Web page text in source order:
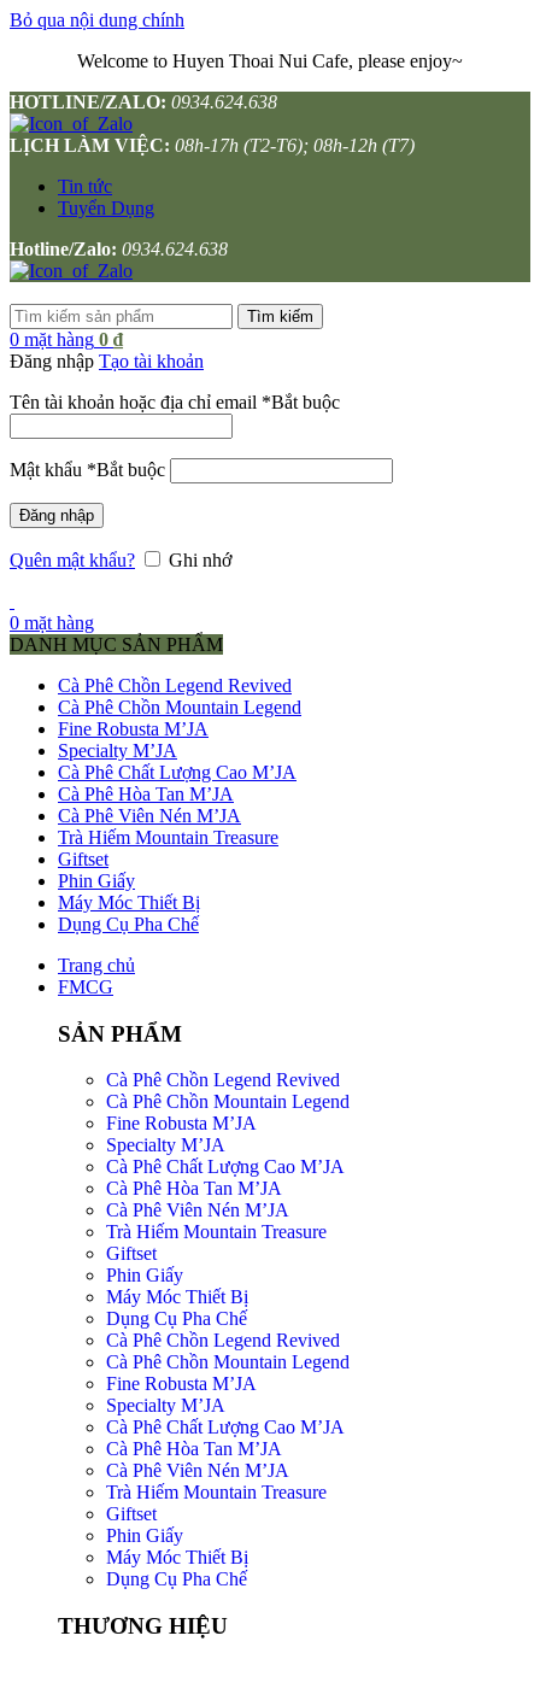
Bỏ qua nội dung chính
Welcome to Huyen Thoai Nui Cafe, please enjoy~
HOTLINE/ZALO: 0934.624.638
LỊCH LÀM VIỆC: 08h-17h (T2-T6); 08h-12h (T7)
Tin tức
Tuyển Dụng
Hotline/Zalo: 0934.624.638
Tìm kiếm
0 mặt hàng 0 ₫
Đăng nhập Tạo tài khoản
Tên tài khoản hoặc địa chỉ email *Bắt buộc
Mật khẩu *Bắt buộc
Đăng nhập
Quên mật khẩu? Ghi nhớ
0 mặt hàng
DANH MỤC SẢN PHẨM
Cà Phê Chồn Legend Revived
Cà Phê Chồn Mountain Legend
Fine Robusta M’JA
Specialty M’JA
Cà Phê Chất Lượng Cao M’JA
Cà Phê Hòa Tan M’JA
Cà Phê Viên Nén M’JA
Trà Hiếm Mountain Treasure
Giftset
Phin Giấy
Máy Móc Thiết Bị
Dụng Cụ Pha Chế
Trang chủ
FMCG
SẢN PHẨM
Cà Phê Chồn Legend Revived
Cà Phê Chồn Mountain Legend
Fine Robusta M’JA
Specialty M’JA
Cà Phê Chất Lượng Cao M’JA
Cà Phê Hòa Tan M’JA
Cà Phê Viên Nén M’JA
Trà Hiếm Mountain Treasure
Giftset
Phin Giấy
Máy Móc Thiết Bị
Dụng Cụ Pha Chế
Cà Phê Chồn Legend Revived
Cà Phê Chồn Mountain Legend
Fine Robusta M’JA
Specialty M’JA
Cà Phê Chất Lượng Cao M’JA
Cà Phê Hòa Tan M’JA
Cà Phê Viên Nén M’JA
Trà Hiếm Mountain Treasure
Giftset
Phin Giấy
Máy Móc Thiết Bị
Dụng Cụ Pha Chế
THƯƠNG HIỆU